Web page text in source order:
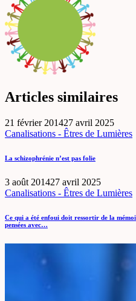
Articles similaires
21 février 201427 avril 2025
Canalisations - Êtres de Lumières
La schizophrénie n’est pas folie
3 août 201427 avril 2025
Canalisations - Êtres de Lumières
Ce qui a été enfoui doit ressortir de la
pensées avec…